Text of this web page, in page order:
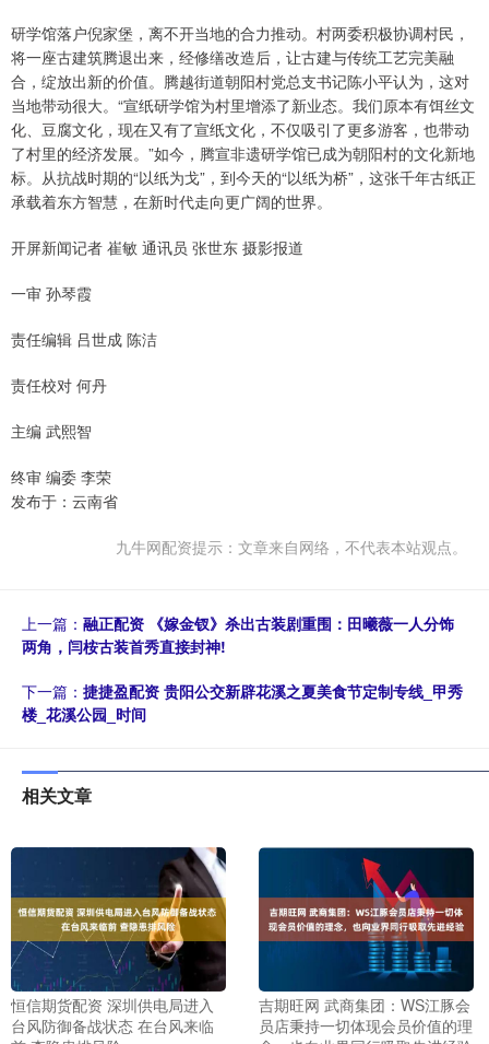
研学馆落户倪家堡，离不开当地的合力推动。村两委积极协调村民，
将一座古建筑腾退出来，经修缮改造后，让古建与传统工艺完美融
合，绽放出新的价值。腾越街道朝阳村党总支书记陈小平认为，这对
当地带动很大。“宣纸研学馆为村里增添了新业态。我们原本有饵丝文
化、豆腐文化，现在又有了宣纸文化，不仅吸引了更多游客，也带动
了村里的经济发展。”如今，腾宣非遗研学馆已成为朝阳村的文化新地
标。从抗战时期的“以纸为戈”，到今天的“以纸为桥”，这张千年古纸正
承载着东方智慧，在新时代走向更广阔的世界。
开屏新闻记者 崔敏 通讯员 张世东 摄影报道
一审 孙琴霞
责任编辑 吕世成 陈洁
责任校对 何丹
主编 武熙智
终审 编委 李荣
发布于：云南省
九牛网配资提示：文章来自网络，不代表本站观点。
上一篇： 融正配资 《嫁金钗》杀出古装剧重围：田曦薇一人分饰
两角，闫桉古装首秀直接封神!
下一篇： 捷捷盈配资 贵阳公交新辟花溪之夏美食节定制专线_甲秀
楼_花溪公园_时间
相关文章
恒信期货配资 深圳供电局进入
台风防御备战状态 在台风来临
吉期旺网 武商集团：WS江豚会
员店秉持一切体现会员价值的理